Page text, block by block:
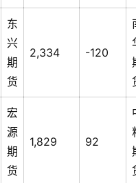
东
兴
期
货
2,334 -120
宏
源
期
货
1,829 92